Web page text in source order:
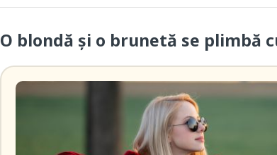
O blondă şi o brunetă se plimbă